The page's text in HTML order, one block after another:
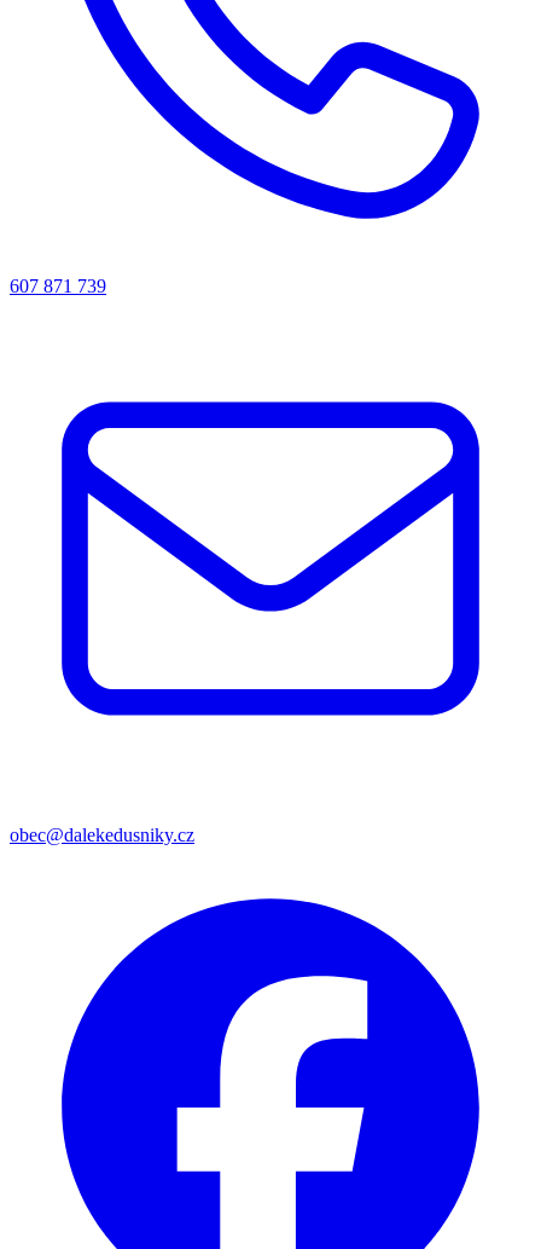
607 871 739
obec@dalekedusniky.cz